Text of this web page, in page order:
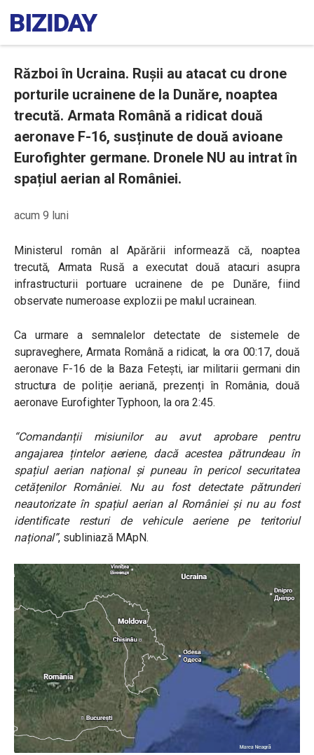
Război în Ucraina. Rușii au atacat cu drone
porturile ucrainene de la Dunăre, noaptea
trecută. Armata Română a ridicat două
aeronave F-16, susținute de două avioane
Eurofighter germane. Dronele NU au intrat în
spațiul aerian al României.
acum 9 luni
Ministerul român al Apărării informează că, noaptea
trecută, Armata Rusă a executat două atacuri asupra
infrastructurii portuare ucrainene de pe Dunăre, fiind
observate numeroase explozii pe malul ucrainean.
Ca urmare a semnalelor detectate de sistemele de
supraveghere, Armata Română a ridicat, la ora 00:17, două
aeronave F-16 de la Baza Fetești, iar militarii germani din
structura de poliție aeriană, prezenți în România, două
aeronave Eurofighter Typhoon, la ora 2:45.
“Comandanții misiunilor au avut aprobare pentru
angajarea țintelor aeriene, dacă acestea pătrundeau în
spațiul aerian național și puneau în pericol securitatea
cetățenilor României. Nu au fost detectate pătrunderi
neautorizate în spațiul aerian al României și nu au fost
identificate resturi de vehicule aeriene pe teritoriul
național”, subliniază MApN.